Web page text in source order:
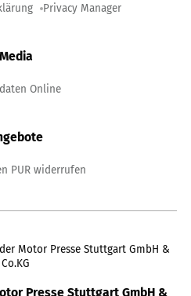
Privacy Manager
Media
Online
PUR widerrufen
Motor Presse Stuttgart GmbH &
Co.KG
Presse Stuttgart GmbH &